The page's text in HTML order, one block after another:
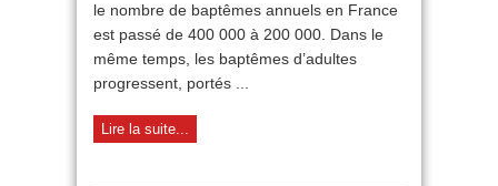
le nombre de baptêmes annuels en France
est passé de 400 000 à 200 000. Dans le
même temps, les baptêmes d’adultes
progressent, portés ...
Lire la suite...